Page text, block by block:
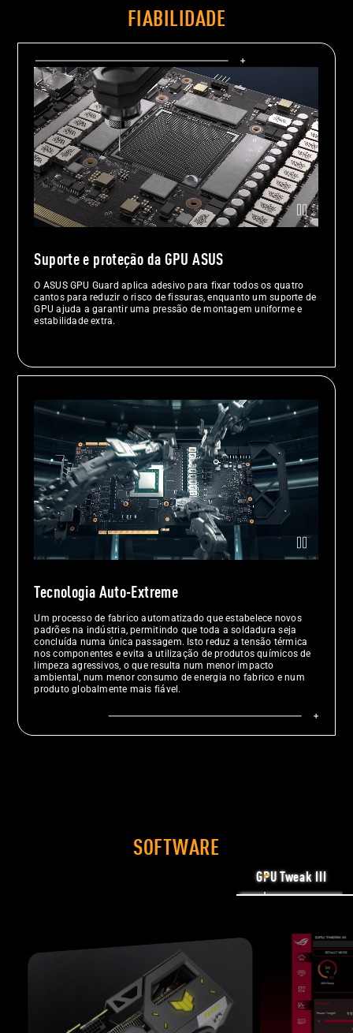
FIABILIDADE
Grande plano da área da GPU de uma placa gráfica com três
Suporte e proteção da GPU ASUS
O ASUS GPU Guard aplica adesivo para fixar todos os quatro
cantos para reduzir o risco de fissuras, enquanto um suporte de
GPU ajuda a garantir uma pressão de montagem uniforme e
estabilidade extra.
Braços robóticos montam meticulosamente uma placa gráfica
Tecnologia Auto-Extreme
Um processo de fabrico automatizado que estabelece novos
padrões na indústria, permitindo que toda a soldadura seja
concluída numa única passagem. Isto reduz a tensão térmica
nos componentes e evita a utilização de produtos químicos de
limpeza agressivos, o que resulta num menor impacto
ambiental, num menor consumo de energia no fabrico e num
produto globalmente mais fiável.
SOFTWARE
GPU Tweak III